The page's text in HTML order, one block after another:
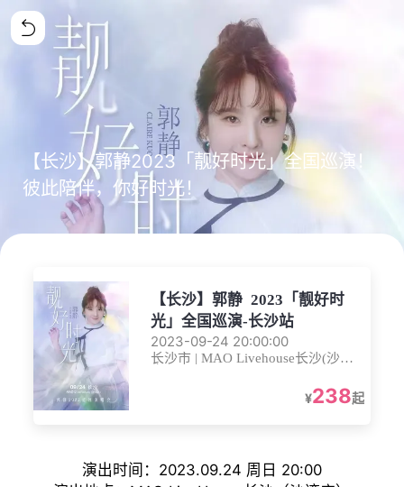
【长沙】郭静2023「靓好时光」全国巡演！
彼此陪伴，你好时光！
【长沙】郭静 2023「靓好时
光」全国巡演-长沙站
2023-09-24 20:00:00
长沙市 | MAO Livehouse长沙(沙湾
¥238起
演出时间：2023.09.24 周日 20:00